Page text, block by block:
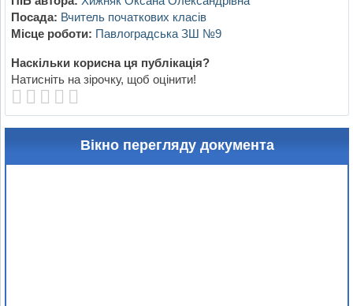
Посада: Вчитель початкових класів
Місце роботи: Павлоградська ЗШ №9
Наскільки корисна ця публікація?
Натисніть на зірочку, щоб оцінити!
Вікно перегляду документа